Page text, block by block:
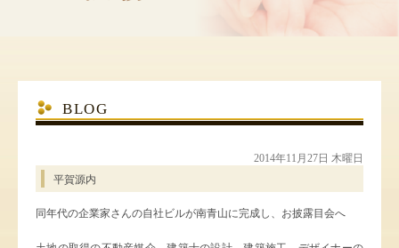
BLOG
2014年11月27日 木曜日
平賀源内
同年代の企業家さんの自社ビルが南青山に完成し、お披露目会へ